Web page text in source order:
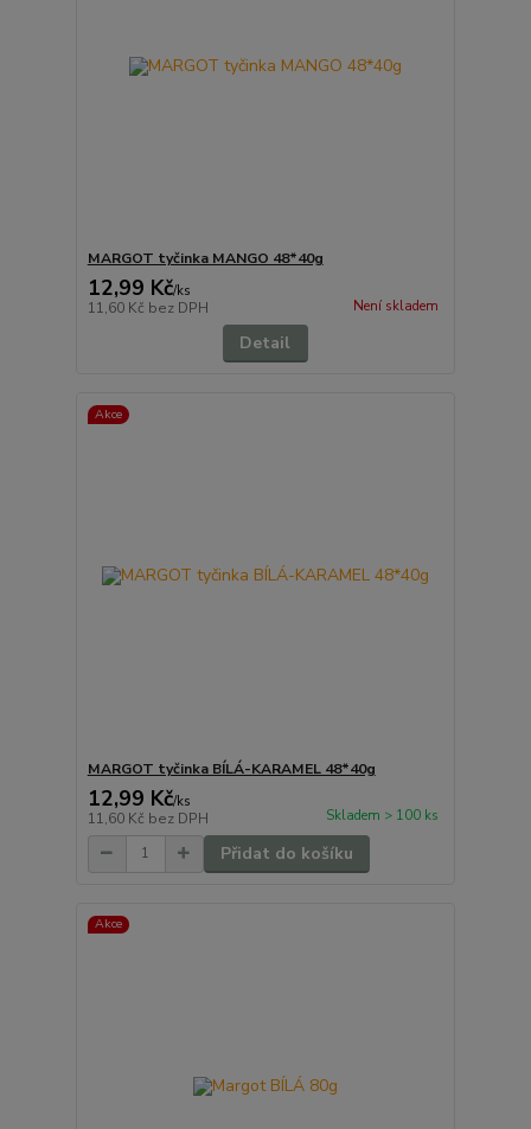
MARGOT tyčinka MANGO 48*40g
12,99 Kč/ks
11,60 Kč bez DPH Není skladem
Detail
Akce
MARGOT tyčinka BÍLÁ-KARAMEL 48*40g
12,99 Kč/ks
11,60 Kč bez DPH Skladem > 100 ks
Přidat do košíku
Akce